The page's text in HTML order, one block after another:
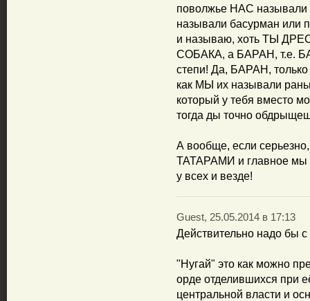
поволжье НАС называли
называли басурман или
и называю, хоть ТЫ
СОБАКА, а БАРАН, т.е.
степи! Да, БАРАН, только
как МЫ их называли
который у тебя вместо
тогда ды точно
А вообще, если
ТАТАРАМИ и главное мы
у всех и везде!
Guest, 25.05.2014 в 17:13
Действительно надо бы
"Нугай" это как можно
орде отделившихся при
центральной власти и